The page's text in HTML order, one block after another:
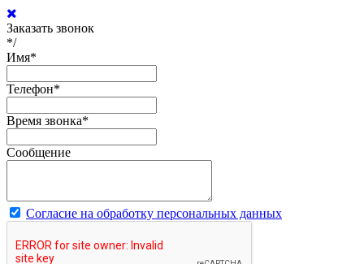
Заказать звонок
*/
Имя*
Телефон*
Время звонка*
Сообщение
Согласие на обработку персональных данных